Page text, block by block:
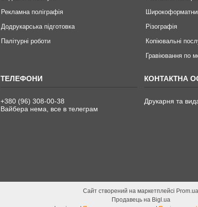
Рекламна поліграфія
Додрукарська підготовка
Палітурні роботи
Різографія
Копіювальні
Гравіювання по
+380 (96) 308-00-38
Вайбера нема, все в телеграм
Друкарня та
Сайт створений на маркетплейсі Prom.ua
Продавець на Bigl.ua